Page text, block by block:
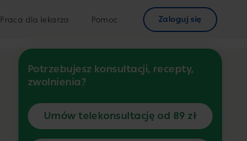
Praca dla lekarza Pomoc Zaloguj się
Potrzebujesz konsultacji, recepty,
zwolnienia?
Umów telekonsultację od 89 zł